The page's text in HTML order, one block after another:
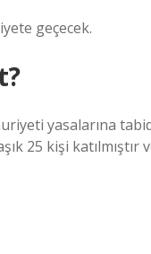
geçecek.
yasalarına
25 kişi katılmıştır